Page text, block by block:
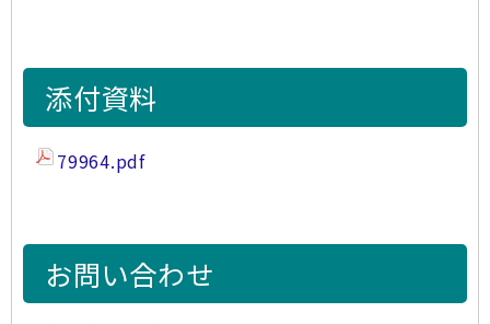
添付資料
79964.pdf
お問い合わせ